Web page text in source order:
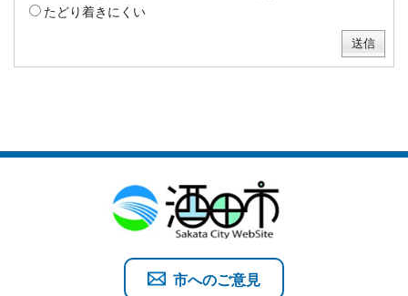
たどり着きにくい
市へのご意見